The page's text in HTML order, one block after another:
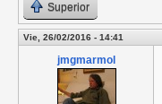
Superior
Vie, 26/02/2016 - 14:41
jmgmarmol